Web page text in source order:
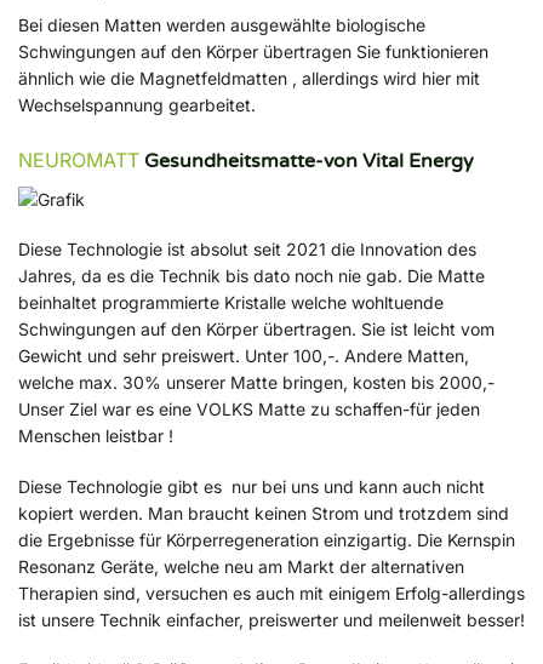
Bei diesen Matten werden ausgewählte biologische
Schwingungen auf den Körper übertragen Sie funktionieren
ähnlich wie die Magnetfeldmatten , allerdings wird hier mit
Wechselspannung gearbeitet.
NEUROMATT Gesundheitsmatte-von Vital Energy
Diese Technologie ist absolut seit 2021 die Innovation des
Jahres, da es die Technik bis dato noch nie gab. Die Matte
beinhaltet programmierte Kristalle welche wohltuende
Schwingungen auf den Körper übertragen. Sie ist leicht vom
Gewicht und sehr preiswert. Unter 100,-. Andere Matten,
welche max. 30% unserer Matte bringen, kosten bis 2000,-
Unser Ziel war es eine VOLKS Matte zu schaffen-für jeden
Menschen leistbar !
Diese Technologie gibt es nur bei uns und kann auch nicht
kopiert werden. Man braucht keinen Strom und trotzdem sind
die Ergebnisse für Körperregeneration einzigartig. Die Kernspin
Resonanz Geräte, welche neu am Markt der alternativen
Therapien sind, versuchen es auch mit einigem Erfolg-allerdings
ist unsere Technik einfacher, preiswerter und meilenweit besser!